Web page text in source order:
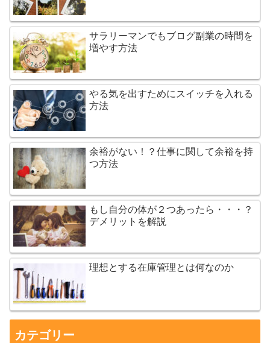
サラリーマンでもブログ副業の時間を
増やす方法
やる気を出すためにスイッチを入れる
方法
余裕がない！？仕事に関して余裕を持
つ方法
もし自分の体が２つあったら・・・？
デメリットを解説
理想とする在庫管理とは何なのか
カテゴリー